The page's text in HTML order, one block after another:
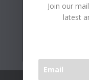
Join our
latest